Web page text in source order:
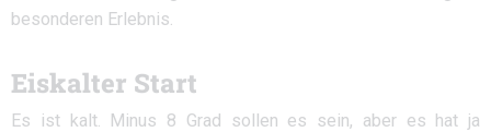
besonderen Erlebnis.
Eiskalter Start
Es ist kalt. Minus 8 Grad sollen es sein, aber es hat ja